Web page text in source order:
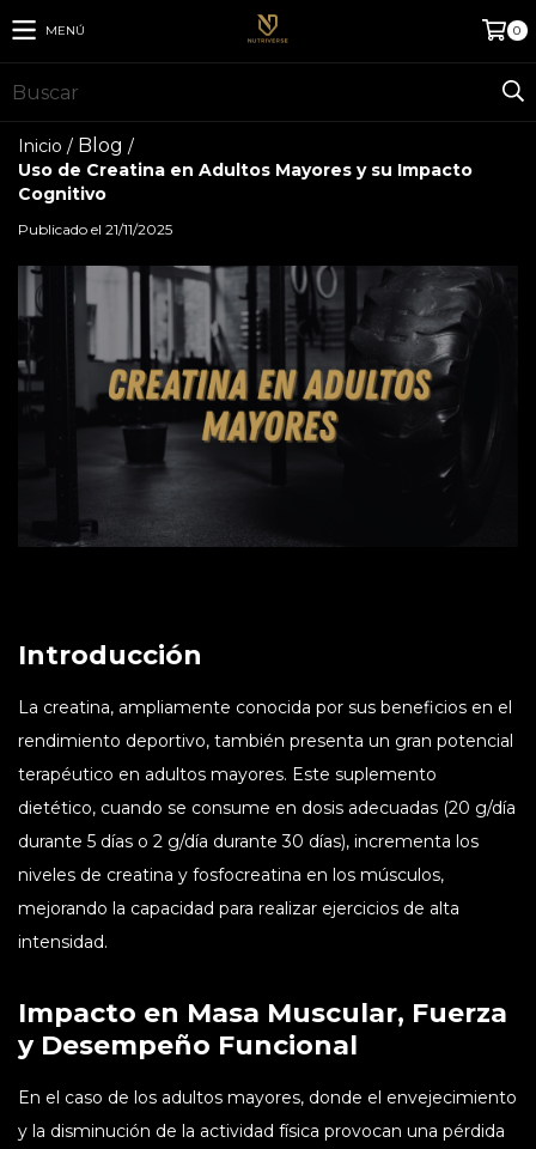
MENÚ 0
Inicio / Blog /
Uso de Creatina en Adultos Mayores y su Impacto
Cognitivo
Publicado el 21/11/2025
Introducción
La creatina, ampliamente conocida por sus beneficios en el
rendimiento deportivo, también presenta un gran potencial
terapéutico en adultos mayores. Este suplemento
dietético, cuando se consume en dosis adecuadas (20 g/día
durante 5 días o 2 g/día durante 30 días), incrementa los
niveles de creatina y fosfocreatina en los músculos,
mejorando la capacidad para realizar ejercicios de alta
intensidad.
Impacto en Masa Muscular, Fuerza
y Desempeño Funcional
En el caso de los adultos mayores, donde el envejecimiento
y la disminución de la actividad física provocan una pérdida